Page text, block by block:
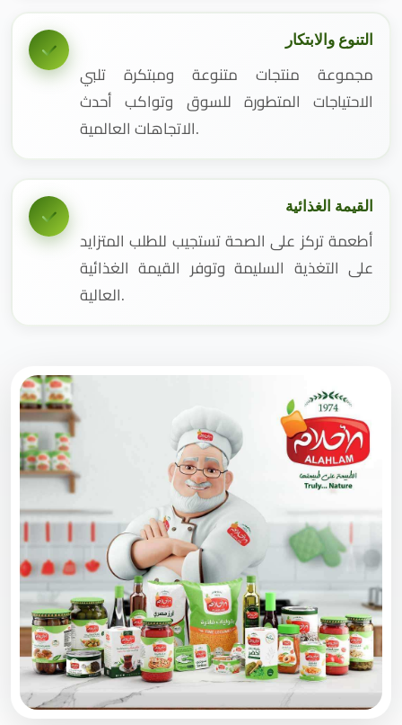
التنوع والابتكار
مجموعة منتجات متنوعة ومبتكرة تلبي
الاحتياجات المتطورة للسوق وتواكب أحدث
الاتجاهات العالمية.
القيمة الغذائية
أطعمة تركز على الصحة تستجيب للطلب المتزايد
على التغذية السليمة وتوفر القيمة الغذائية
العالية.